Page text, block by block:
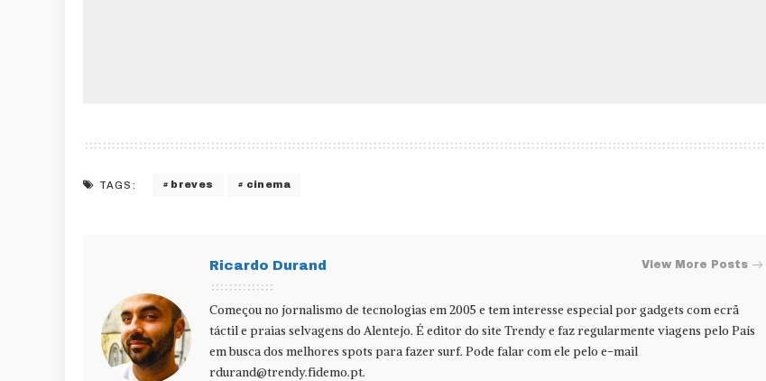
TAGS: breves cinema
Ricardo Durand View More Posts
Começou no jornalismo de tecnologias em 2005 e tem interesse especial por gadgets com ecrã
táctil e praias selvagens do Alentejo. É editor do site Trendy e faz regularmente viagens pelo País
em busca dos melhores spots para fazer surf. Pode falar com ele pelo e-mail
rdurand@trendy.fidemo.pt.